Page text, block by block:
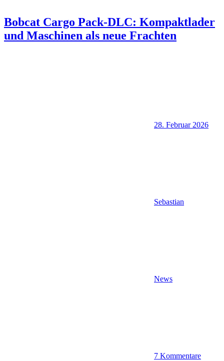
Bobcat Cargo Pack-DLC: Kompaktlader
und Maschinen als neue Frachten
28. Februar 2026
Sebastian
News
7 Kommentare